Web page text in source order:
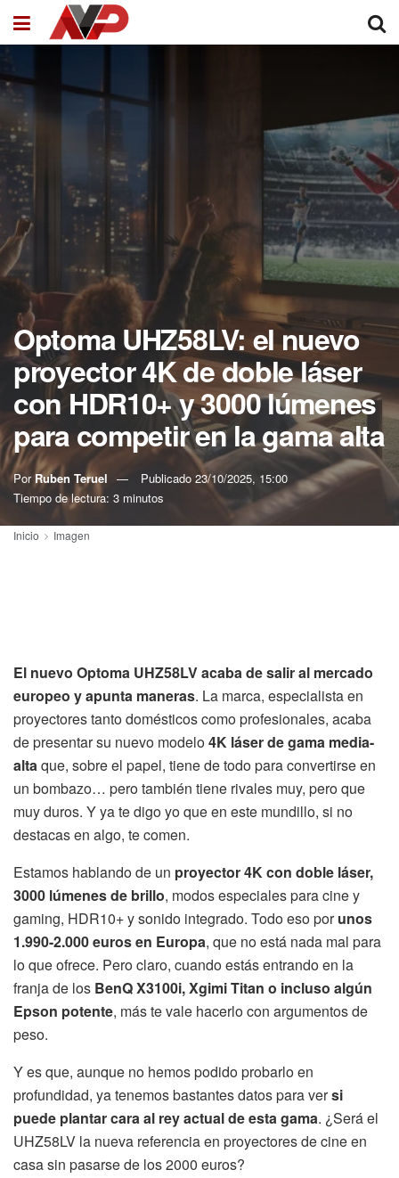
Optoma UHZ58LV: el nuevo
proyector 4K de doble láser
con HDR10+ y 3000 lúmenes
para competir en la gama alta
Por Ruben Teruel Publicado 23/10/2025, 15:00
Tiempo de lectura: 3 minutos
Inicio Imagen
El nuevo Optoma UHZ58LV acaba de salir al mercado
europeo y apunta maneras. La marca, especialista en
proyectores tanto domésticos como profesionales, acaba
de presentar su nuevo modelo4K láser de gama media-
altaque, sobre el papel, tiene de todo para convertirse en
un bombazo… pero también tiene rivales muy, pero que
muy duros. Y ya te digo yo que en este mundillo, si no
destacas en algo, te comen.
Estamos hablando de un proyector 4K con doble láser,
3000 lúmenes de brillo, modos especiales para cine y
gaming, HDR10+ y sonido integrado. Todo eso porunos
1.990-2.000 euros en Europa, que no está nada mal para
lo que ofrece. Pero claro, cuando estás entrando en la
franja de los BenQ X3100i, Xgimi Titan o incluso algún
Epson potente, más te vale hacerlo con argumentos de
peso.
Y es que, aunque no hemos podido probarlo en
profundidad, ya tenemos bastantes datos para versi
puede plantar cara al rey actual de esta gama. ¿Será el
UHZ58LV la nueva referencia en proyectores de cine en
casa sin pasarse de los 2000 euros?